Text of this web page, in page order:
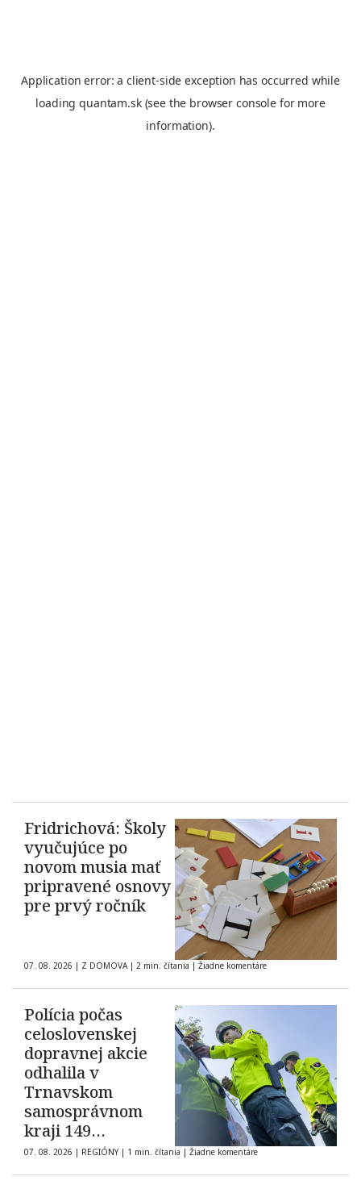
Fridrichová: Školy
vyučujúce po
novom musia mať
pripravené osnovy
pre prvý ročník
07. 08. 2026 | Z DOMOVA | 2 min. čítania | Žiadne komentáre
Polícia počas
celoslovenskej
dopravnej akcie
odhalila v
Trnavskom
samosprávnom
kraji 149
priestupkov
07. 08. 2026 | REGIÓNY | 1 min. čítania | Žiadne komentáre